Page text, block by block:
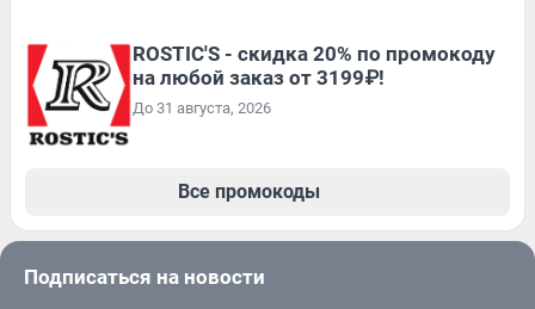
ROSTIC'S - скидка 20% по промокоду
на любой заказ от 3199₽!
До 31 августа, 2026
Все промокоды
Подписаться на новости